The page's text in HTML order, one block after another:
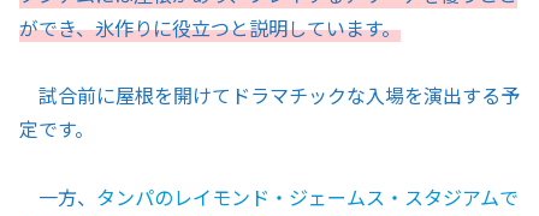
ができ、氷作りに役立つと説明しています。
試合前に屋根を開けてドラマチックな入場を演出する予
定です。
一方、 タンパのレイモンド・ジェームス・スタジアムで